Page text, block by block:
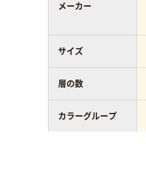
メーカー
サイズ
層の数
カラーグループ